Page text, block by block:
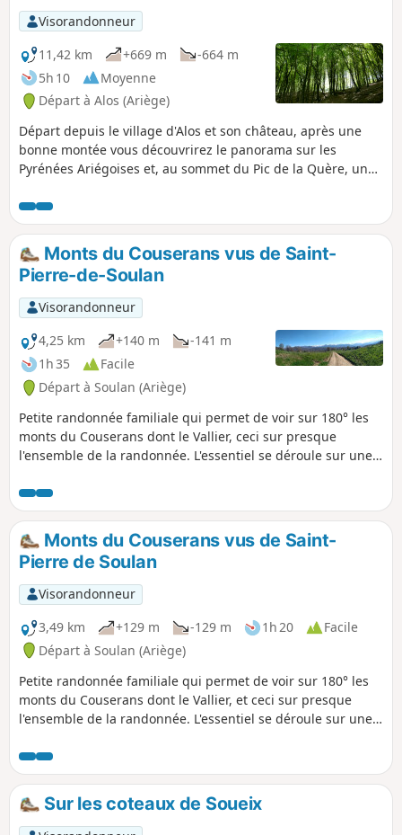
Visorandonneur
11,42 km
+669 m
-664 m
5h 10
Moyenne
Départ à Alos (Ariège)
Départ depuis le village d'Alos et son château, après une
bonne montée vous découvrirez le panorama sur les
Pyrénées Ariégoises et, au sommet du Pic de la Quère, un
Monts du Couserans vus de Saint-
Pierre-de-Soulan
Visorandonneur
4,25 km
+140 m
-141 m
1h 35
Facile
Départ à Soulan (Ariège)
Petite randonnée familiale qui permet de voir sur 180° les
monts du Couserans dont le Vallier, ceci sur presque
l'ensemble de la randonnée. L'essentiel se déroule sur une
Monts du Couserans vus de Saint-
Pierre de Soulan
Visorandonneur
3,49 km
+129 m -129 m 1h 20
Facile
Départ à Soulan (Ariège)
Petite randonnée familiale qui permet de voir sur 180° les
monts du Couserans dont le Vallier, et ceci sur presque
l'ensemble de la randonnée. L'essentiel se déroule sur une
matin afin de ne pas avoir les monts en contre-jour.
Sur les coteaux de Soueix